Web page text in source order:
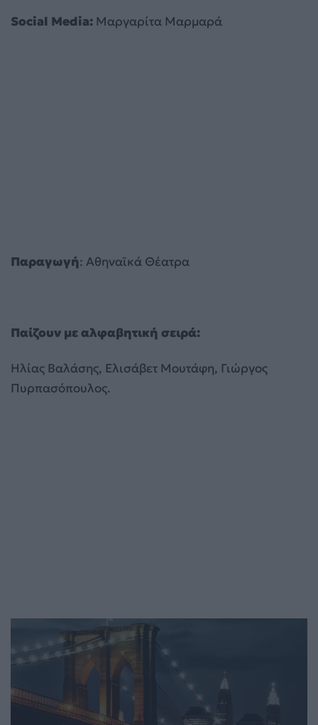
Social Media: Μαργαρίτα Μαρμαρά
Παραγωγή: Αθηναϊκά Θέατρα
Παίζουν με αλφαβητική σειρά:
Ηλίας Βαλάσης, Ελισάβετ Μουτάφη, Γιώργος
Πυρπασόπουλος.